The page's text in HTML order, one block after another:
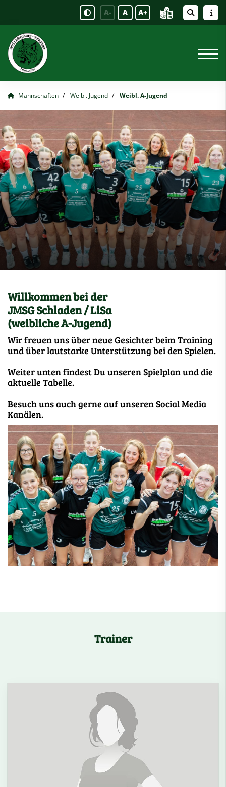
A- A A+
Mannschaften Weibl. Jugend Weibl. A-Jugend
Willkommen bei der
JMSG Schladen / LiSa
(weibliche A-Jugend)
Wir freuen uns über neue Gesichter beim Training
und über lautstarke Unterstützung bei den Spielen.
Weiter unten findest Du unseren Spielplan und die
aktuelle Tabelle.
Besuch uns auch gerne auf unseren Social Media
Kanälen.
Trainer